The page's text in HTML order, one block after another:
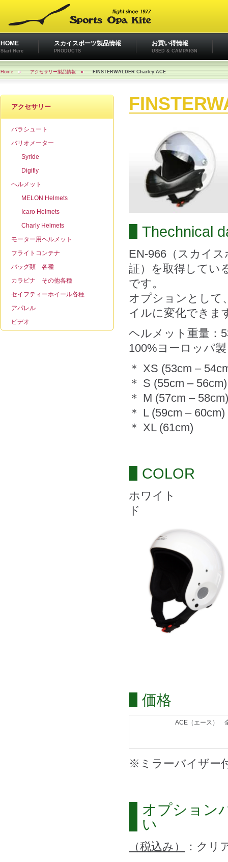
HOME
Start Here
スカイスポーツ製品情報
PRODUCTS
お買い得情報
USED & CAMPAIGN
Home アクセサリー製品情報 FINSTERWALDER Charley ACE
アクセサリー
パラシュート
バリオメーター
Syride
Digifly
ヘルメット
MELON Helmets
Icaro Helmets
Charly Helmets
モーター用ヘルメット
フライトコンテナ
バッグ類 各種
カラビナ その他各種
セイフティーホイール各種
アパレル
ビデオ
Thechnical
EN-966（スカイ
証）を取得してい
です。
オプションとして
イルに変化できま
ヘルメット重量：
100%ヨーロッパ製
＊ XS (53cm –
＊ S (55cm – 56cm)
＊ M (57cm – 58cm)
＊ L (59cm – 60cm)
＊ XL (61cm)
COLOR
ホワ
ド
価格
ACE（エース）
※ミラーバイザー
オプション
い
（税込み）
：クリ